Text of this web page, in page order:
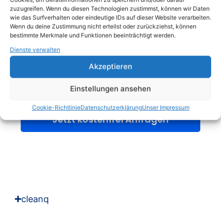
zuzugreifen. Wenn du diesen Technologien zustimmst, können wir Daten
wie das Surfverhalten oder eindeutige IDs auf dieser Website verarbeiten.
Wenn du deine Zustimmung nicht erteilst oder zurückziehst, können
bestimmte Merkmale und Funktionen beeinträchtigt werden.
Dienste verwalten
Akzeptieren
Einstellungen ansehen
Cookie-RichtlinieDatenschutzerklärungUnser Impressum
1. Status-Updates
Jetzt kostenfrei Anfragen
cleanq